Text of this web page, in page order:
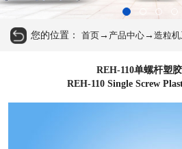
您的位置： 首页→ 产品中心→ 造粒
REH-110单螺杆塑
REH-110 Single Screw